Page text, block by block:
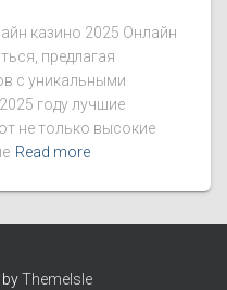
казино 2025 Онлайн
предлагая
с уникальными
году лучшие
не только высокие
Read more
byThemeIsle